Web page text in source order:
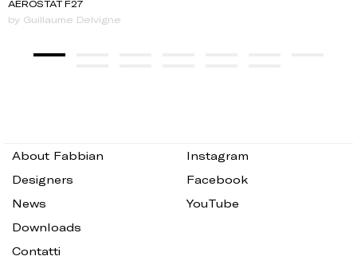
AÉROSTAT F27
by Guillaume Delvigne
About Fabbian
Designers
News
Downloads
Contatti
Instagram
Facebook
YouTube